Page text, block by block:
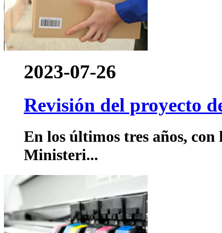
2023-07-26
Revisión del proyecto
En los últimos tres años,
Ministeri...